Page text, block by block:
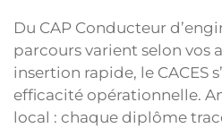
Du CAP Conducteur
parcours varient selon vos
insertion rapide, le CACES
efficacité opérationnelle.
local : chaque diplôme